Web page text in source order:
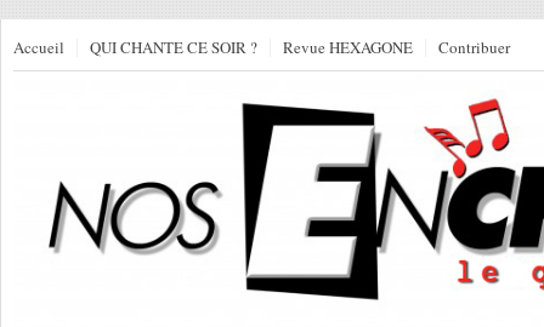
Accueil QUI CHANTE CE SOIR ? Revue HEXAGONE Contribuer